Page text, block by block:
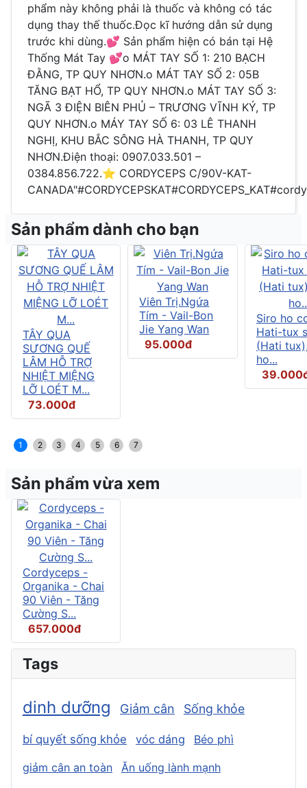
phẩm này không phải là thuốc và không có tác
dụng thay thế thuốc.Đọc kĩ hướng dẫn sử dụng
trước khi dùng.💕 Sản phẩm hiện có bán tại Hệ
Thống Mát Tay 💕o MÁT TAY SỐ 1: 210 BẠCH
ĐẰNG, TP QUY NHƠN.o MÁT TAY SỐ 2: 05B
TĂNG BẠT HỔ, TP QUY NHƠN.o MÁT TAY SỐ 3:
NGÃ 3 ĐIỆN BIÊN PHỦ – TRƯƠNG VĨNH KÝ, TP
QUY NHƠN.o MÁY TAY SỐ 6: 03 LÊ THANH
NGHỊ, KHU BẮC SÔNG HÀ THANH, TP QUY
NHƠN.Điện thoại: 0907.033.501 –
0384.856.722.⭐️ CORDYCEPS C/90V-KAT-
Sản phẩm dành cho bạn
TÂY QUA
SƯƠNG QUẾ
LÂM HỖ TRỢ
NHIỆT MIỆNG
LỠ LOÉT M...
73.000đ
Viên Trị.Ngứa
Tím - Vail-Bon
Jie Yang Wan
95.000đ
Siro ho
Hati-tux
(Hati
ho...
1 2 3 4 5 6 7
Sản phẩm vừa xem
Cordyceps -
Organika - Chai
90 Viên - Tăng
Cường S...
657.000đ
Tags
dinh dưỡng Giảm cân Sống khỏe
bí quyết sống khỏe vóc dáng Béo phì
giảm cân an toàn
Ăn uống lành mạnh